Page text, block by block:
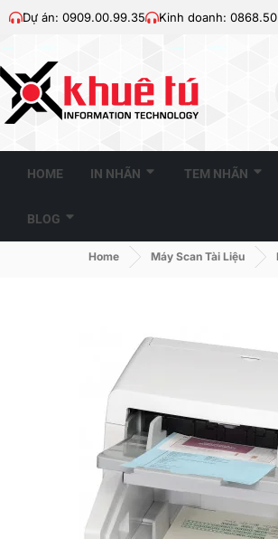
Dự án: 0909.00.99.35 Kinh doanh:
HOME IN NHÃN TEM NHÃN
BLOG
Home Máy Scan Tài Liệu